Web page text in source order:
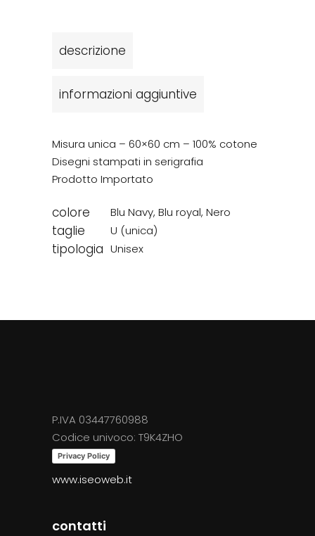
descrizione
informazioni aggiuntive
Misura unica – 60×60 cm – 100% cotone
Disegni stampati in serigrafia
Prodotto Importato
colore Blu Navy, Blu royal, Nero
taglie U (unica)
tipologia Unisex
P.IVA 03447760988
Codice univoco: T9K4ZHO
Privacy Policy
www.iseoweb.it
contatti